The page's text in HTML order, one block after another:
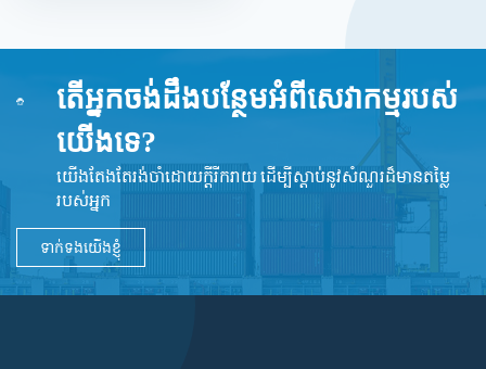
តើអ្នកចង់ដឹងបន្ថែមអំពីសេវាកម្មរបស់
យើងទេ?
យើងតែងតែរង់ចាំដោយក្ដីរីករាយ ដើម្បីស្តាប់នូវ​សំណួរដ៏​មានតម្លៃ
របស់អ្នក
ទាក់ទងយើងខ្ញុំ